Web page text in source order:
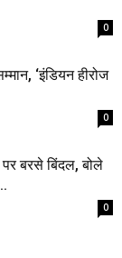
0
‘इंडियन हीरोज
0
बरसे बिंदल, बोले
0